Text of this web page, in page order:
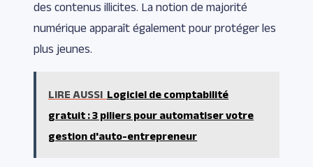
des contenus illicites. La notion de majorité
numérique apparaît également pour protéger les
plus jeunes.
LIRE AUSSI Logiciel de comptabilité
gratuit : 3 piliers pour automatiser votre
gestion d'auto-entrepreneur